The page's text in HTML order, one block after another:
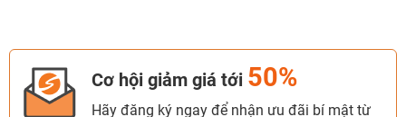
Cơ hội giảm giá tới 50%
Hãy đăng ký ngay để nhận ưu đãi bí mật từ